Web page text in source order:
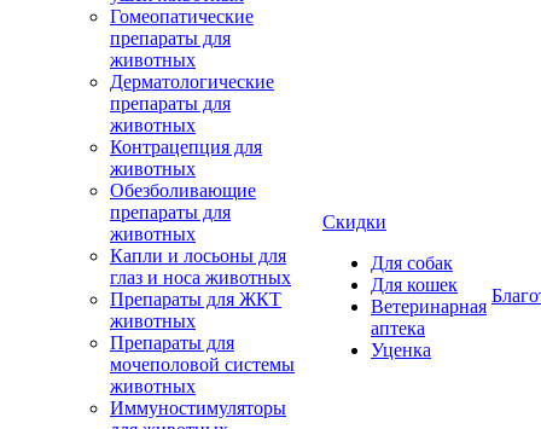
Гомеопатические
препараты для
животных
Дерматологические
препараты для
животных
Контрацепция для
животных
Обезболивающие
препараты для
животных
Капли и лосьоны для
глаз и носа животных
Препараты для ЖКТ
животных
Препараты для
мочеполовой системы
животных
Иммуностимуляторы
Скидки
Для собак
Для кошек
Ветеринарная
аптека
Уценка